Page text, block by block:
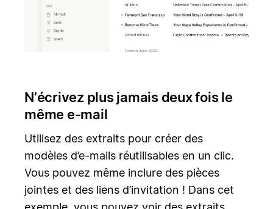
N’écrivez plus jamais deux fois le
même e-mail
Utilisez des extraits pour créer des
modèles d’e-mails réutilisables en un clic.
Vous pouvez même inclure des pièces
jointes et des liens d’invitation ! Dans cet